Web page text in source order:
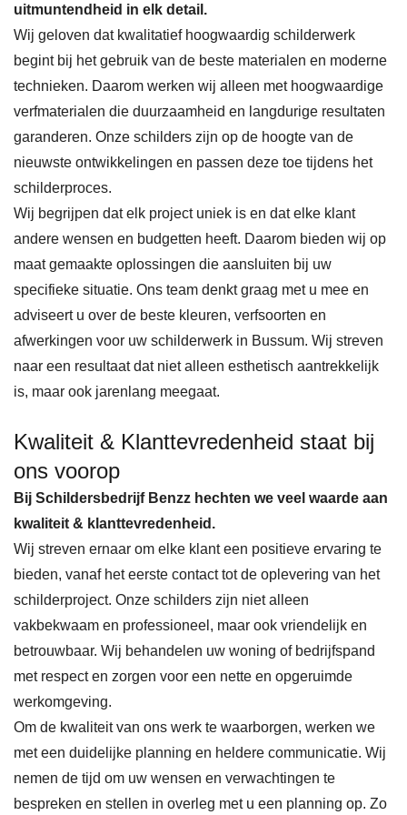
uitmuntendheid in elk detail.
Wij geloven dat kwalitatief hoogwaardig schilderwerk
begint bij het gebruik van de beste materialen en moderne
technieken. Daarom werken wij alleen met hoogwaardige
verfmaterialen die duurzaamheid en langdurige resultaten
garanderen. Onze schilders zijn op de hoogte van de
nieuwste ontwikkelingen en passen deze toe tijdens het
schilderproces.
Wij begrijpen dat elk project uniek is en dat elke klant
andere wensen en budgetten heeft. Daarom bieden wij op
maat gemaakte oplossingen die aansluiten bij uw
specifieke situatie. Ons team denkt graag met u mee en
adviseert u over de beste kleuren, verfsoorten en
afwerkingen voor uw schilderwerk in Bussum. Wij streven
naar een resultaat dat niet alleen esthetisch aantrekkelijk
is, maar ook jarenlang meegaat.
Kwaliteit & Klanttevredenheid staat bij
ons voorop
Bij Schildersbedrijf Benzz hechten we veel waarde aan
kwaliteit & klanttevredenheid.
Wij streven ernaar om elke klant een positieve ervaring te
bieden, vanaf het eerste contact tot de oplevering van het
schilderproject. Onze schilders zijn niet alleen
vakbekwaam en professioneel, maar ook vriendelijk en
betrouwbaar. Wij behandelen uw woning of bedrijfspand
met respect en zorgen voor een nette en opgeruimde
werkomgeving.
Om de kwaliteit van ons werk te waarborgen, werken we
met een duidelijke planning en heldere communicatie. Wij
nemen de tijd om uw wensen en verwachtingen te
bespreken en stellen in overleg met u een planning op. Zo